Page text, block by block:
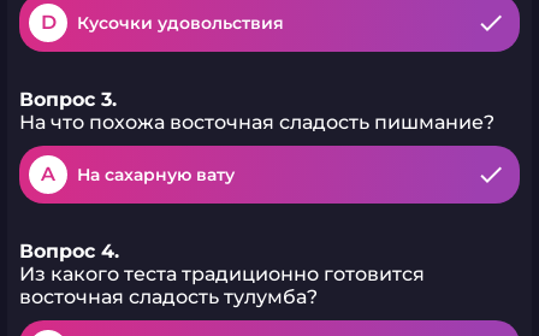
D Кусочки удовольствия
Вопрос 3.
На что похожа восточная сладость пишмание?
A На сахарную вату
Вопрос 4.
Из какого теста традиционно готовится
восточная сладость тулумба?